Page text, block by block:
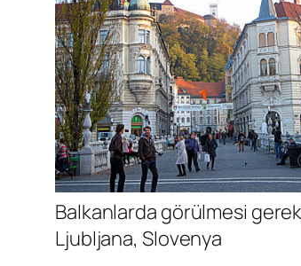
Balkanlarda görülmesi
Ljubljana, Slovenya